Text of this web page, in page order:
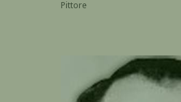
Pittore